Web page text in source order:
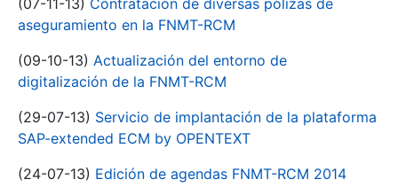
(07-11-13) Contratación de diversas pólizas de
aseguramiento en la FNMT-RCM
(09-10-13) Actualización del entorno de
digitalización de la FNMT-RCM
(29-07-13) Servicio de implantación de la plataforma
SAP-extended ECM by OPENTEXT
(24-07-13) Edición de agendas FNMT-RCM 2014